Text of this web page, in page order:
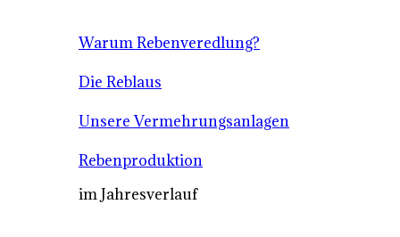
Warum Rebenveredlung?
Die Reblaus
Unsere Vermehrungsanlagen
Rebenproduktion
im Jahresverlauf